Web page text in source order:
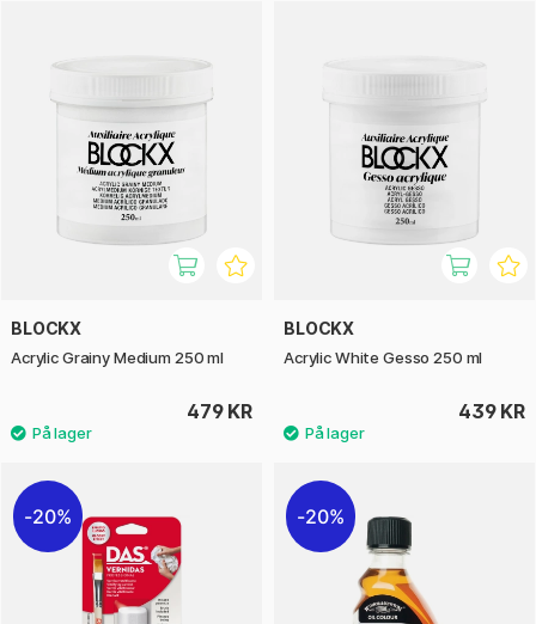
BLOCKX
Acrylic Grainy Medium 250 ml
479 KR
BLOCKX
Acrylic White Gesso 250 ml
439 KR
20% 20%